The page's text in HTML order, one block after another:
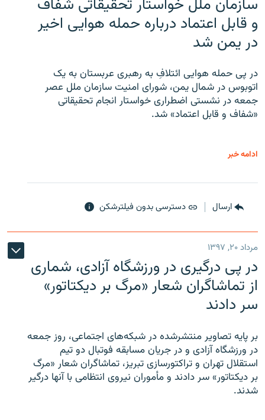
سازمان ملل خواستار تحقیقاتی شفاف
و قابل اعتماد درباره حمله هوایی اخیر
در یمن شد
در پی حمله هوایی ائتلافِ به رهبری عربستان به یک
اتوبوس در شمال یمن، شورای امنیت سازمان ملل عصر
جمعه در نشستی اضطراری خواستار انجام تحقیقاتی
«شفاف و قابل اعتماد» شد.
ادامه خبر
ارسال دسترسی بدون فیلترشکن
مرداد ۲۰, ۱۳۹۷
در پی درگیری در ورزشگاه آزادی، شماری
از تماشاگران شعار «مرگ بر دیکتاتور»
سر دادند
بر پایه تصاویر منتشرشده در شبکه‌های اجتماعی، روز جمعه
در ورزشگاه آزادی و در جریان مسابقه فوتبال دو تیم
استقلال تهران و تراکتورسازی تبریز، تماشاگران شعار «مرگ
بر دیکتاتور» سر دادند و مأموران نیروی انتظامی با آنها درگیر
شدند.